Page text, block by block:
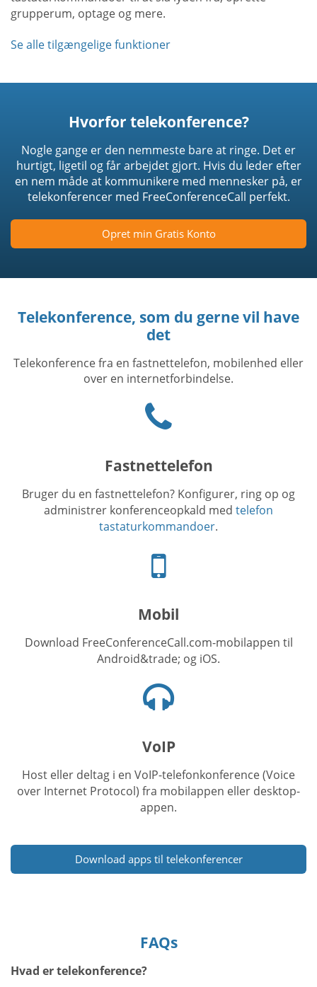
grupperum, optage og mere.
Se alle tilgængelige funktioner
Hvorfor telekonference?
Nogle gange er den nemmeste bare at ringe. Det er
hurtigt, ligetil og får arbejdet gjort. Hvis du leder efter
en nem måde at kommunikere med mennesker på, er
telekonferencer med FreeConferenceCall perfekt.
Opret min Gratis Konto
Telekonference, som du gerne vil have
det
Telekonference fra en fastnettelefon, mobilenhed eller
over en internetforbindelse.
icon
Fastnettelefon
Bruger du en fastnettelefon? Konfigurer, ring op og
administrer konferenceopkald med telefon
tastaturkommandoer.
Mobiltelefon
ikon
Mobil
Download FreeConferenceCall.com-mobilappen til
Android&trade; og iOS.
ikon
VoIP
Host eller deltag i en VoIP-telefonkonference (Voice
over Internet Protocol) fra mobilappen eller desktop-
appen.
Download apps til telekonferencer
FAQs
Hvad er telekonference?